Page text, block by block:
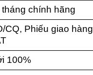
tháng chính hãng
CQ, Phiếu giao
100%